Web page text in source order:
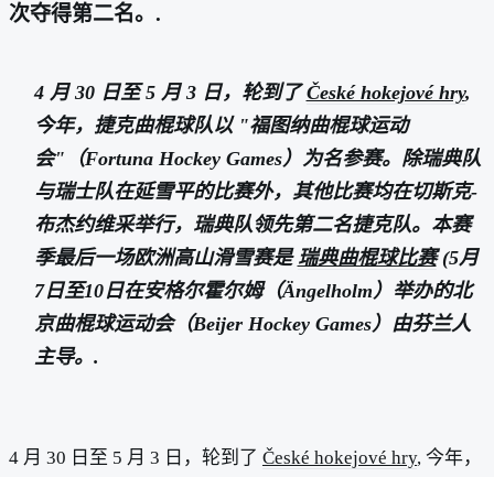
次夺得第二名。.
4 月 30 日至 5 月 3 日，轮到了České hokejové hry,
今年，捷克曲棍球队以 "福图纳曲棍球运动
会"（Fortuna Hockey Games）为名参赛。除瑞典队
与瑞士队在延雪平的比赛外，其他比赛均在切斯克-
布杰约维采举行，瑞典队领先第二名捷克队。本赛
季最后一场欧洲高山滑雪赛是 瑞典曲棍球比赛(5月
7日至10日在安格尔霍尔姆（Ängelholm）举办的北
京曲棍球运动会（Beijer Hockey Games）由芬兰人
主导。.
4 月 30 日至 5 月 3 日，轮到了 České hokejové hry, 今年，